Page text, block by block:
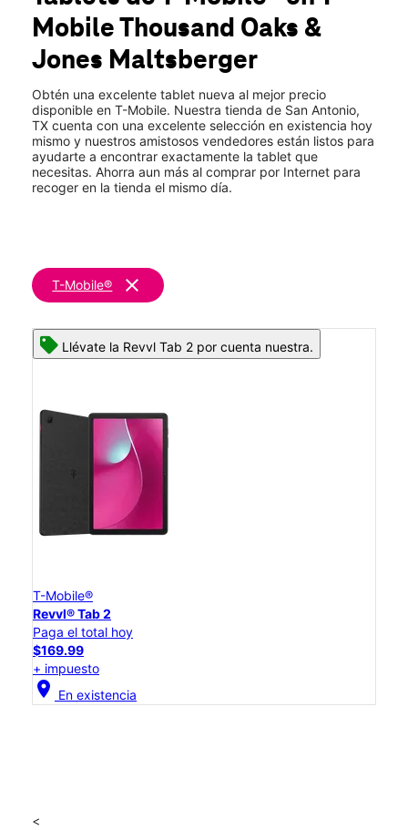
Mar.:10:00 a.m. a 8:00 p.m.
Mié.: 10:00 a.m. a 8:00 p.m.
2939 Thousand Oaks Dr San Antonio, TX 78247
MobileThousand Oaks &
Jones Maltsberger
Obtén una excelente tablet nueva al mejor precio
disponible en T-Mobile. Nuestra tienda de San Antonio,
TX cuenta con una excelente selección en existencia hoy
mismo y nuestros amistosos vendedores están listos para
ayudarte a encontrar exactamente la tablet que
necesitas. Ahorra aun más al comprar por Internet para
recoger en la tienda el mismo día.
T-Mobile® clear
Llévate la Revvl Tab 2 por cuenta nuestra.
T-Mobile®
Revvl® Tab 2
Paga el total hoy
$169.99
+ impuesto
location_on En existencia
<